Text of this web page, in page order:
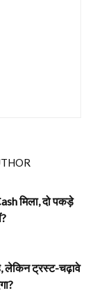
मिला, दो पकड़े
लेकिन ट्रस्ट-चढ़ावे